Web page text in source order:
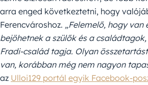
arra enged következtetni, hogy
Ferencvároshoz. „Felemelő, hogy
bejöhetnek a szülők és a
Fradi-család tagja. Olyan
van, korábban még nem nagyon
az Ulloi129 portál egyik Facebook-